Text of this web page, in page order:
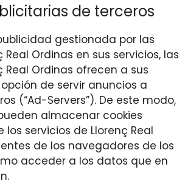
de terceros
gestionada por las
Real Ordinas en sus servicios, las
Real Ordinas ofrecen a sus
de servir anuncios a
(“Ad-Servers”). De este modo,
almacenar cookies
servicios de Llorenç Real
de los navegadores de los
acceder a los datos que en